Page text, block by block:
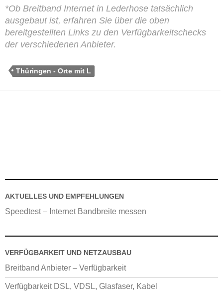
*Ob Breitband Internet in Lederhose tatsächlich
ausgebaut ist, erfahren Sie über die oben
bereitgestellten Links zu den Verfügbarkeitschecks
der verschiedenen Anbieter.
Thüringen - Orte mit L
AKTUELLES UND EMPFEHLUNGEN
Speedtest – Internet Bandbreite messen
VERFÜGBARKEIT UND NETZAUSBAU
Breitband Anbieter – Verfügbarkeit
Verfügbarkeit DSL, VDSL, Glasfaser, Kabel